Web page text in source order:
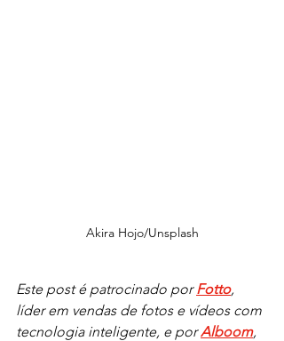
Akira Hojo/Unsplash
Este post é patrocinado por Fotto,
líder em vendas de fotos e vídeos com
tecnologia inteligente, e por Alboom,